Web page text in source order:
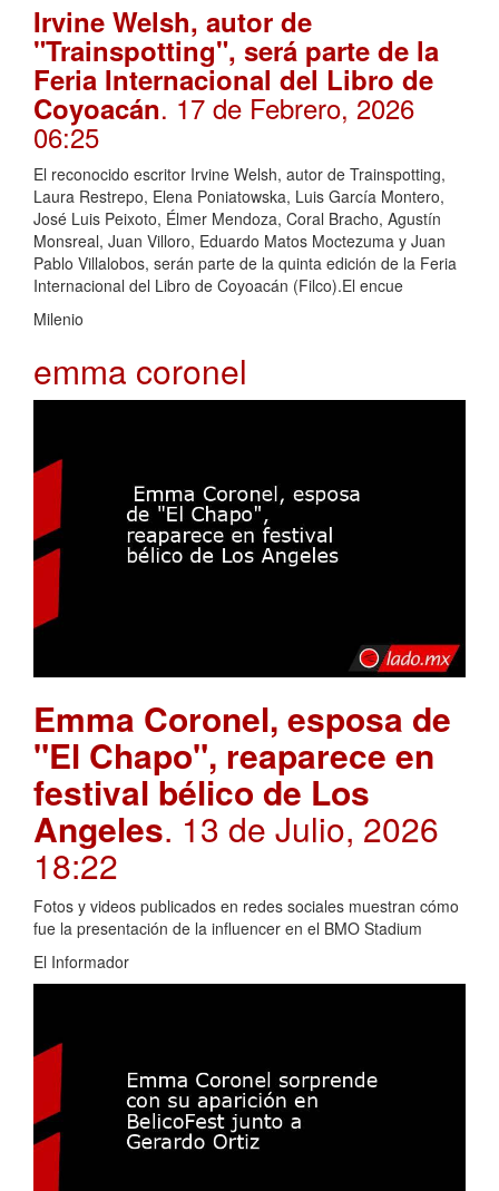
Irvine Welsh, autor de
"Trainspotting", será parte de la
Feria Internacional del Libro de
Coyoacán. 17 de Febrero, 2026
06:25
El reconocido escritor Irvine Welsh, autor de Trainspotting,
Laura Restrepo, Elena Poniatowska, Luis García Montero,
José Luis Peixoto, Élmer Mendoza, Coral Bracho, Agustín
Monsreal, Juan Villoro, Eduardo Matos Moctezuma y Juan
Pablo Villalobos, serán parte de la quinta edición de la Feria
Internacional del Libro de Coyoacán (Filco).El encue
Milenio
emma coronel
Emma Coronel, esposa de
"El Chapo", reaparece en
festival bélico de Los
Angeles. 13 de Julio, 2026
18:22
Fotos y videos publicados en redes sociales muestran cómo
fue la presentación de la influencer en el BMO Stadium
El Informador